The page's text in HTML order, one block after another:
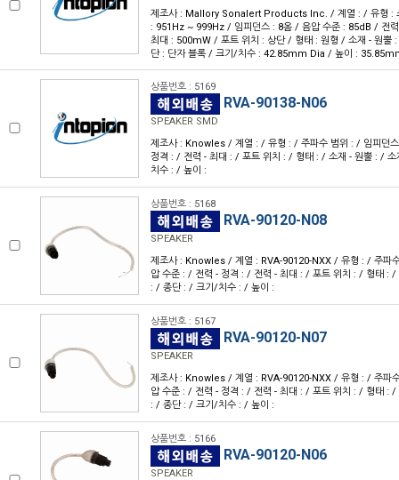
제조사 : Mallory Sonalert Products Inc. / 계열 : / 유형 :
: 951Hz ~ 999Hz / 임피던스 : 8옴 / 음압 수준 : 85dB / 전
최대 : 500mW / 포트 위치 : 상단 / 형태 : 원형 / 소재 - 원뿔
단 : 단자 블록 / 크기/치수 : 42.85mm Dia / 높이 :
상품번호 : 5169
RVA-90138-N06
SPEAKER SMD
제조사 : Knowles / 계열 : / 유형 : / 주파수 범위 : / 임피던
정격 : / 전력 - 최대 : / 포트 위치 : / 형태 : / 소재 - 원뿔 : /
치수 : / 높이 :
상품번호 : 5168
RVA-90120-N08
SPEAKER
제조사 : Knowles / 계열 : RVA-90120-NXX / 유형 : / 주파
압 수준 : / 전력 - 정격 : / 전력 - 최대 : / 포트 위치 : / 형태 : /
: / 종단 : / 크기/치수 : / 높이 :
상품번호 : 5167
RVA-90120-N07
SPEAKER
제조사 : Knowles / 계열 : RVA-90120-NXX / 유형 : / 주파
압 수준 : / 전력 - 정격 : / 전력 - 최대 : / 포트 위치 : / 형태 : /
: / 종단 : / 크기/치수 : / 높이 :
상품번호 : 5166
RVA-90120-N06
SPEAKER